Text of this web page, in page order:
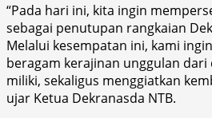
“Pada hari ini, kita ingin
sebagai penutupan rangkaian
Melalui kesempatan ini, kami
beragam kerajinan unggulan dari
miliki, sekaligus menggiatkan
ujar Ketua Dekranasda NTB.